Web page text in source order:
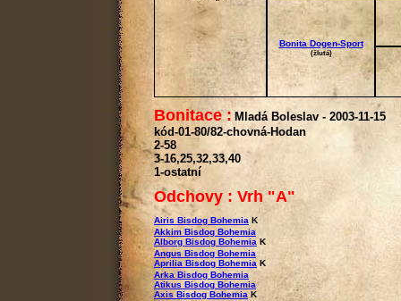
Bonita Dogen-Sport
(žlutá)
Bonitace : Mladá Boleslav - 2003-11-15
kód-01-80/82-chovná-Hodan
2-58
3-16,25,32,33,40
1-ostatní
Odchovy : Vrh "A"
Airis Bisdog Bohemia
Akkim Bisdog Bohemia
Alborg Bisdog Bohemia
Angus Bisdog Bohemia
Aprilia Bisdog Bohemia
Arka Bisdog Bohemia
Atikus Bisdog Bohemia
Axis Bisdog Bohemia